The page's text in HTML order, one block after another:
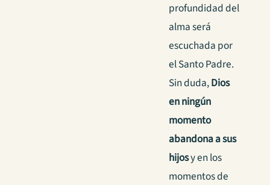
profundidad del
alma será
escuchada por
el Santo Padre.
Sin duda,Dios
en ningún
momento
abandona a sus
hijosy en los
momentos de